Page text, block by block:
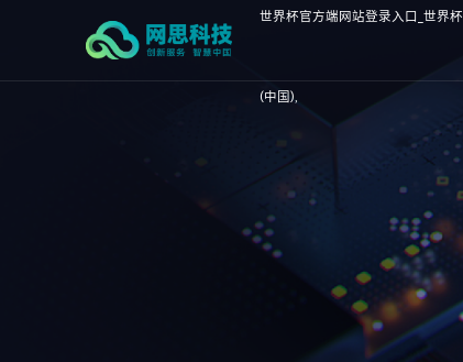
世界杯官方端网站登录入口_世界杯
(中国),